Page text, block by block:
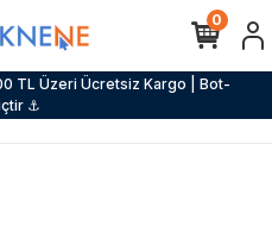
TL Üzeri Ücretsiz Kargo | Bot-
⚓
0